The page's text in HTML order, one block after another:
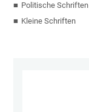
Politische Schriften
Kleine Schriften